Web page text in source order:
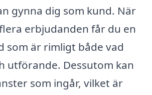
gynna dig som kund. När
erbjudanden får du en
som är rimligt både vad
utförande. Dessutom kan
som ingår, vilket är